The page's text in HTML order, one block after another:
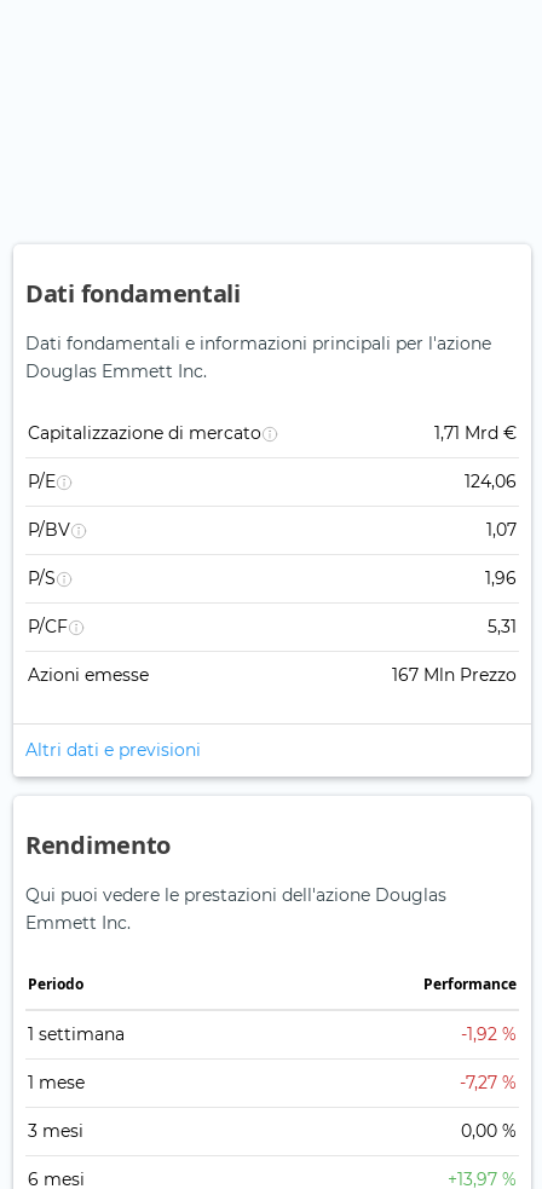
Dati fondamentali
Dati fondamentali e informazioni principali per l'azione
Douglas Emmett Inc.
Capitalizzazione di mercato 1,71 Mrd €
P/E 124,06
P/BV 1,07
P/S 1,96
P/CF 5,31
Azioni emesse 167 Mln Prezzo
Altri dati e previsioni
Rendimento
Qui puoi vedere le prestazioni dell'azione Douglas
Emmett Inc.
Periodo Performance
1 settimana -1,92 %
1 mese -7,27 %
3 mesi 0,00 %
6 mesi +13,97 %